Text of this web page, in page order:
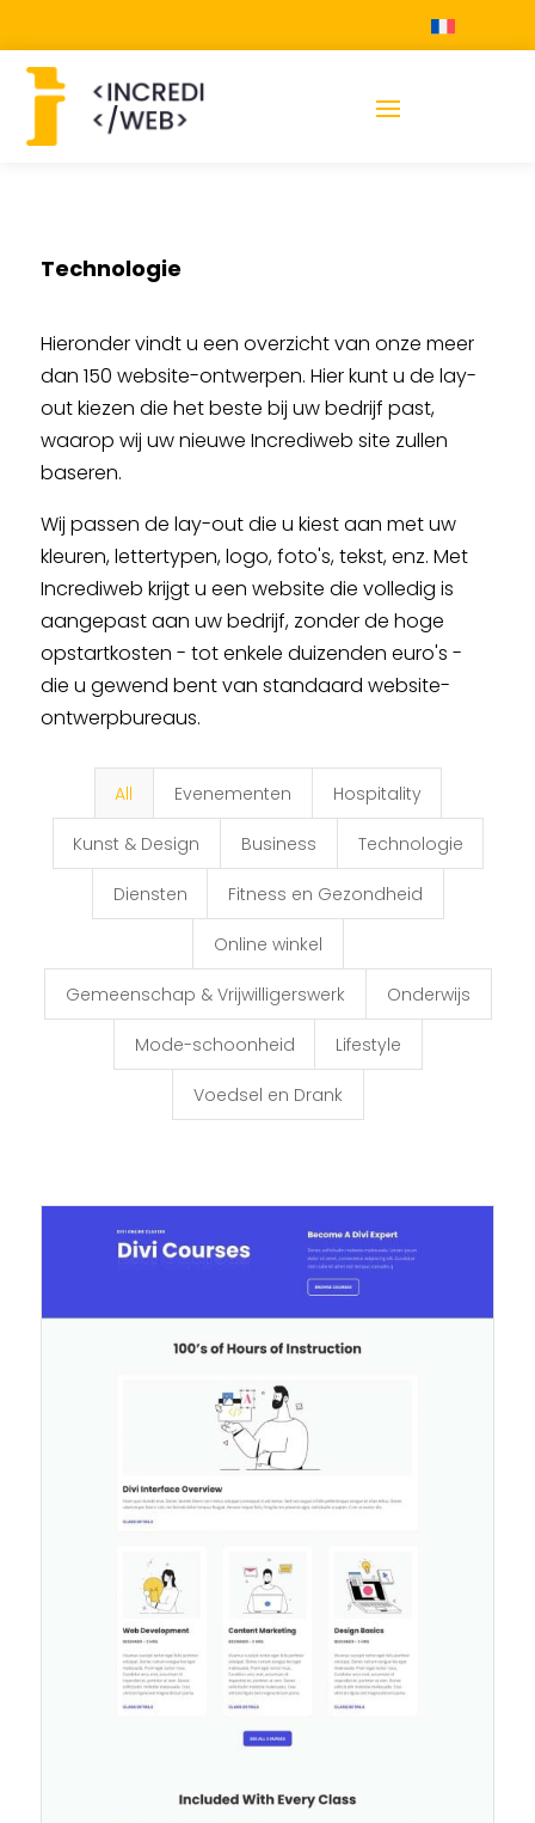
Technologie
Hieronder vindt u een overzicht van onze meer
dan 150 website-ontwerpen. Hier kunt u de lay-
out kiezen die het beste bij uw bedrijf past,
waarop wij uw nieuwe Incrediweb site zullen
baseren.
Wij passen de lay-out die u kiest aan met uw
kleuren, lettertypen, logo, foto's, tekst, enz. Met
Incrediweb krijgt u een website die volledig is
aangepast aan uw bedrijf, zonder de hoge
opstartkosten - tot enkele duizenden euro's -
die u gewend bent van standaard website-
ontwerpbureaus.
All Evenementen Hospitality
Kunst & Design Business Technologie
Diensten Fitness en Gezondheid
Online winkel
Gemeenschap & Vrijwilligerswerk Onderwijs
Mode-schoonheid Lifestyle
Voedsel en Drank